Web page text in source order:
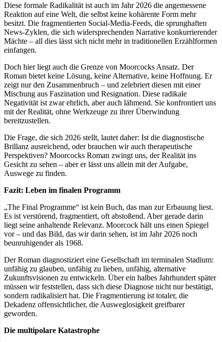
Diese formale Radikalität ist auch im Jahr 2026 die angemessene
Reaktion auf eine Welt, die selbst keine kohärente Form mehr
besitzt. Die fragmentierten Social-Media-Feeds, die sprunghaften
News-Zyklen, die sich widersprechenden Narrative konkurrierender
Mächte – all dies lässt sich nicht mehr in traditionellen Erzählformen
einfangen.
Doch hier liegt auch die Grenze von Moorcocks Ansatz. Der
Roman bietet keine Lösung, keine Alternative, keine Hoffnung. Er
zeigt nur den Zusammenbruch – und zelebriert diesen mit einer
Mischung aus Faszination und Resignation. Diese radikale
Negativität ist zwar ehrlich, aber auch lähmend. Sie konfrontiert uns
mit der Realität, ohne Werkzeuge zu ihrer Überwindung
bereitzustellen.
Die Frage, die sich 2026 stellt, lautet daher: Ist die diagnostische
Brillanz ausreichend, oder brauchen wir auch therapeutische
Perspektiven? Moorcocks Roman zwingt uns, der Realität ins
Gesicht zu sehen – aber er lässt uns allein mit der Aufgabe,
Auswege zu finden.
Fazit: Leben im finalen Programm
„The Final Programme“ ist kein Buch, das man zur Erbauung liest.
Es ist verstörend, fragmentiert, oft abstoßend. Aber gerade darin
liegt seine anhaltende Relevanz. Moorcock hält uns einen Spiegel
vor – und das Bild, das wir darin sehen, ist im Jahr 2026 noch
beunruhigender als 1968.
Der Roman diagnostiziert eine Gesellschaft im terminalen Stadium:
unfähig zu glauben, unfähig zu lieben, unfähig, alternative
Zukunftsvisionen zu entwickeln. Über ein halbes Jahrhundert später
müssen wir feststellen, dass sich diese Diagnose nicht nur bestätigt,
sondern radikalisiert hat. Die Fragmentierung ist totaler, die
Dekadenz offensichtlicher, die Ausweglosigkeit greifbarer
geworden.
Die multipolare Katastrophe